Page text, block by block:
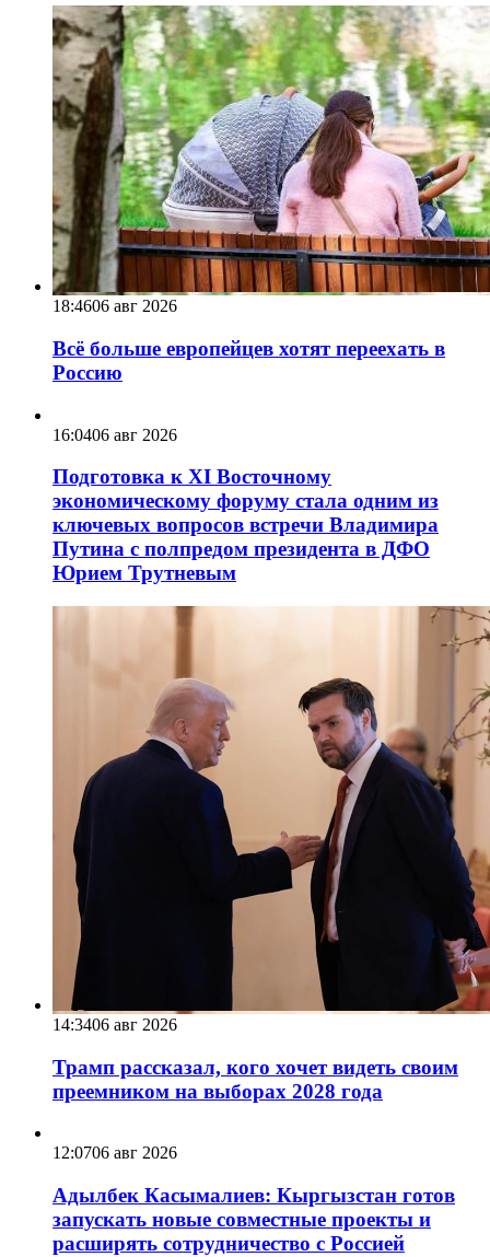
18:4606 авг 2026
Всё больше европейцев хотят переехать в
Россию
16:0406 авг 2026
Подготовка к XI Восточному
экономическому форуму стала одним из
ключевых вопросов встречи Владимира
Путина с полпредом президента в ДФО
Юрием Трутневым
14:3406 авг 2026
Трамп рассказал, кого хочет видеть своим
преемником на выборах 2028 года
12:0706 авг 2026
Адылбек Касымалиев: Кыргызстан готов
запускать новые совместные проекты и
расширять сотрудничество с Россией